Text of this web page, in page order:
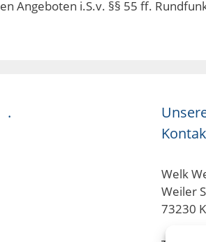
Angeboten i.S.v. §§ 55 ff.
.
Welk
Weiler
73230